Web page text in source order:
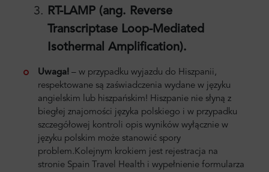
RT-LAMP (ang. Reverse
Transcriptase Loop-Mediated
Isothermal Amplification).
Uwaga! – w przypadku wyjazdu do Hiszpanii,
respektowane są zaświadczenia wydane w języku
angielskim lub hiszpańskim! Hiszpanie nie słyną z
biegłej znajomości języka polskiego i w przypadku
szczegółowej kontroli opis wyników wyłącznie w
języku polskim może stanowić spory
problem. Kolejnym krokiem jest rejestracja na
stronie Spain Travel Health i wypełnienie formularza